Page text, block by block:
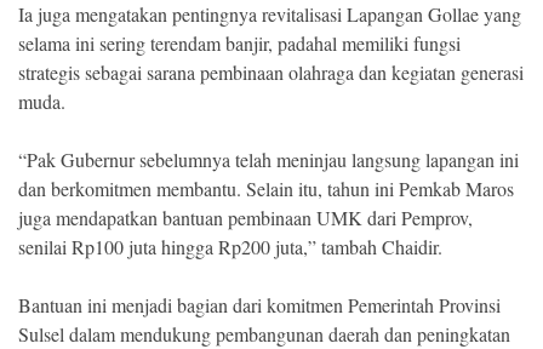
Ia juga mengatakan pentingnya revitalisasi Lapangan Gollae yang
selama ini sering terendam banjir, padahal memiliki fungsi
strategis sebagai sarana pembinaan olahraga dan kegiatan generasi
muda.
“Pak Gubernur sebelumnya telah meninjau langsung lapangan ini
dan berkomitmen membantu. Selain itu, tahun ini Pemkab Maros
juga mendapatkan bantuan pembinaan UMK dari Pemprov,
senilai Rp100 juta hingga Rp200 juta,” tambah Chaidir.
Bantuan ini menjadi bagian dari komitmen Pemerintah Provinsi
Sulsel dalam mendukung pembangunan daerah dan peningkatan